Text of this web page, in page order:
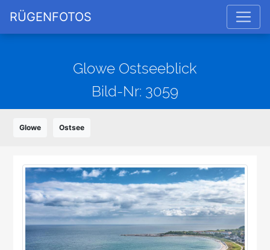
RÜGENFOTOS
Glowe Ostseeblick
Bild-Nr: 3059
Glowe Ostsee